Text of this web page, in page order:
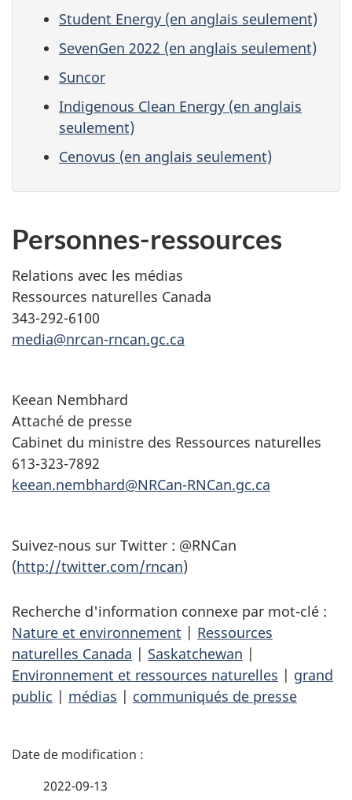
Student Energy (en anglais seulement)
SevenGen 2022 (en anglais seulement)
Suncor
Indigenous Clean Energy (en anglais
seulement)
Cenovus (en anglais seulement)
Personnes-ressources
Relations avec les médias
Ressources naturelles Canada
343-292-6100
media@nrcan-rncan.gc.ca
Keean Nembhard
Attaché de presse
Cabinet du ministre des Ressources naturelles
613-323-7892
keean.nembhard@NRCan-RNCan.gc.ca
Suivez-nous sur Twitter : @RNCan
(http://twitter.com/rncan)
Recherche d'information connexe par mot-clé :
Nature et environnement | Ressources
naturelles Canada | Saskatchewan |
Environnement et ressources naturelles | grand
public | médias | communiqués de presse
D
2022-09-13